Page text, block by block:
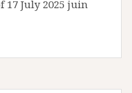
17 July 2025 juin